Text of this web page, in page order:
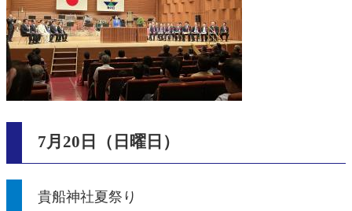
7月20日（日曜日）
貴船神社夏祭り